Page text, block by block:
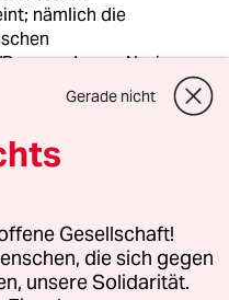
nämlich die
wurde von Nazi-
und mit Hilfe
Es sind
Agitatoren, die
eine
haben und
… Die alten und
… sind
aus dem Artikel)
Gerade nicht
Gesellschaft!
die sich gegen
unsere Solidarität.